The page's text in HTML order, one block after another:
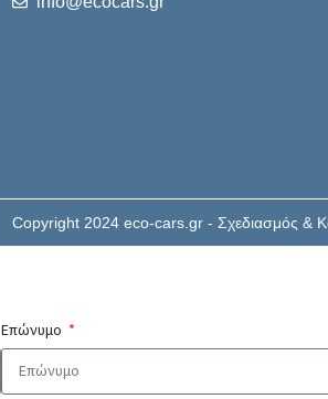
Copyright 2024 eco-cars.gr - Σχεδιασμός &
Επώνυμο